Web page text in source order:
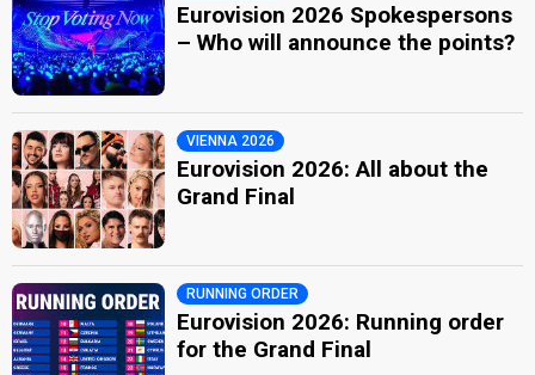
Eurovision 2026 Spokespersons
– Who will announce the points?
VIENNA 2026
Eurovision 2026: All about the
Grand Final
RUNNING ORDER
Eurovision 2026: Running order
for the Grand Final